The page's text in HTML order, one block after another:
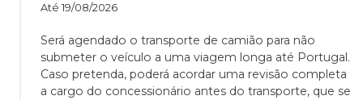
Até 19/08/2026
Será agendado o transporte de camião para não
submeter o veículo a uma viagem longa até Portugal.
Caso pretenda, poderá acordar uma revisão completa
a cargo do concessionário antes do transporte, que se